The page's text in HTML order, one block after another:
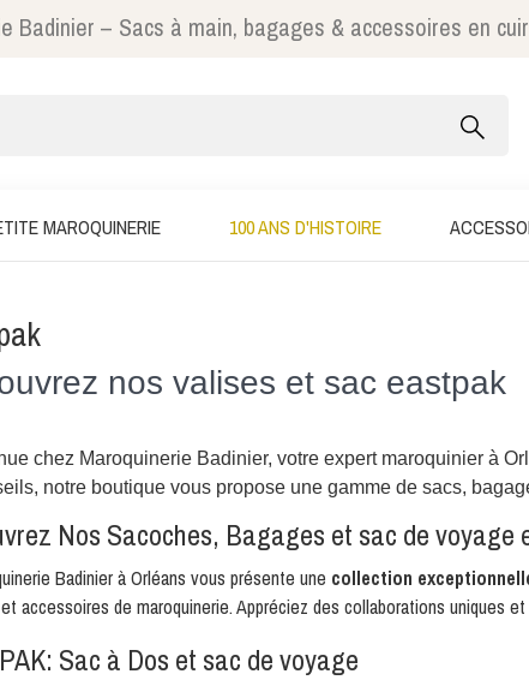
Badinier – Sacs à main, bagages & accessoires en
MAROQUINERIE 100 ANS D'HISTOIRE
nos valises et sac eastpak
chez Maroquinerie Badinier, votre expert maroquinier à
notre boutique vous propose une gamme de sacs,
Nos Sacoches, Bagages et sac de voyage
Badinier à Orléans vous présente une collection
et accessoires de maroquinerie. Appréciez des collaborations uniques
Sac à Dos et sac de voyage